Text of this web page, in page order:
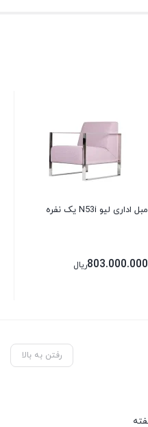
مبل اداری لیو N53i یک نفره
803.000.000ریال
رفتن به بالا